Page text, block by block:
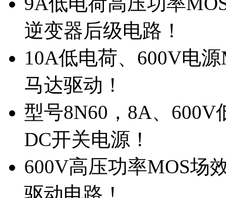
逆变器后级电路！
10A低电荷、600V电
马达驱动！
型号8N60，8A、
DC开关电源！
600V高压功率MOS场